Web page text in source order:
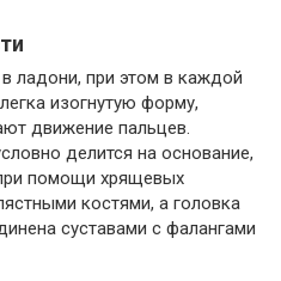
ладони, при этом в каждой
изогнутую форму,
движение пальцев.
делится на основание,
помощи хрящевых
костями, а головка
суставами с фалангами